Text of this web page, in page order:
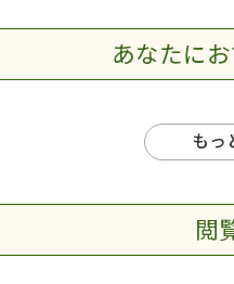
あなたに
もっ
閲